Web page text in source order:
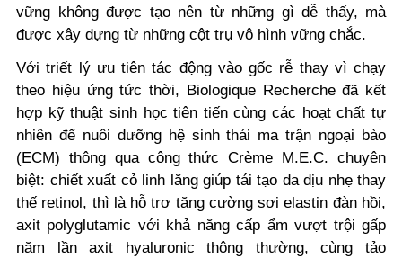
vững không được tạo nên từ những gì dễ thấy, mà
được xây dựng từ những cột trụ vô hình vững chắc.
Với triết lý ưu tiên tác động vào gốc rễ thay vì chạy
theo hiệu ứng tức thời, Biologique Recherche đã kết
hợp kỹ thuật sinh học tiên tiến cùng các hoạt chất tự
nhiên để nuôi dưỡng hệ sinh thái ma trận ngoại bào
(ECM) thông qua công thức Crème M.E.C. chuyên
biệt: chiết xuất cỏ linh lăng giúp tái tạo da dịu nhẹ thay
thế retinol, thì là hỗ trợ tăng cường sợi elastin đàn hồi,
axit polyglutamic với khả năng cấp ẩm vượt trội gấp
năm lần axit hyaluronic thông thường, cùng tảo